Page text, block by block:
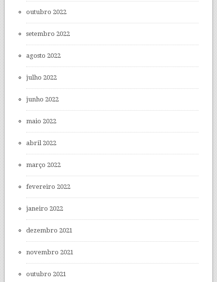
outubro 2022
setembro 2022
agosto 2022
julho 2022
junho 2022
maio 2022
abril 2022
março 2022
fevereiro 2022
janeiro 2022
dezembro 2021
novembro 2021
outubro 2021